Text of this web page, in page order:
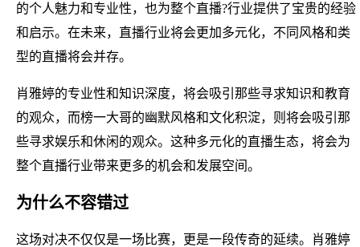
的个人魅力和专业性，也为整个直播?行业提供了宝贵的经验
和启示。在未来，直播行业将会更加多元化，不同风格和类
型的直播将会并存。
肖雅婷的专业性和知识深度，将会吸引那些寻求知识和教育
的观众，而榜一大哥的幽默风格和文化积淀，则将会吸引那
些寻求娱乐和休闲的观众。这种多元化的直播生态，将会为
整个直播行业带来更多的机会和发展空间。
为什么不容错过
这场对决不仅仅是一场比赛，更是一段传奇的延续。肖雅婷